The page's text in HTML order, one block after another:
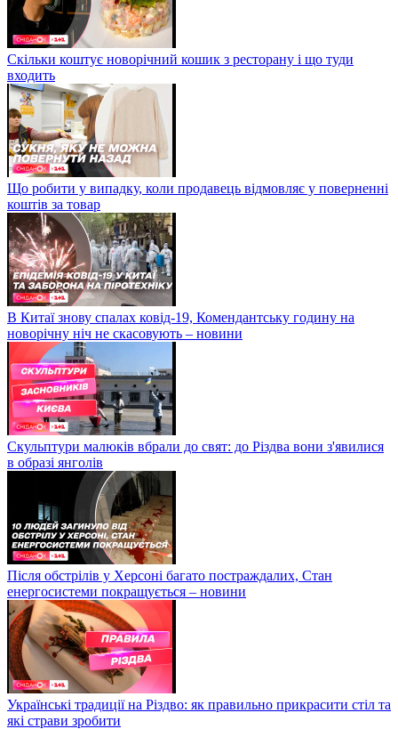
Скільки коштує новорічний кошик з ресторану і що туди
входить
Що робити у випадку, коли продавець відмовляє у поверненні
коштів за товар
В Китаї знову спалах ковід-19, Комендантську годину на
новорічну ніч не скасовують – новини
Скульптури малюків вбрали до свят: до Різдва вони з'явилися
в образі янголів
Після обстрілів у Херсоні багато постраждалих, Стан
енергосистеми покращується – новини
Українські традиції на Різдво: як правильно прикрасити стіл та
які страви зробити